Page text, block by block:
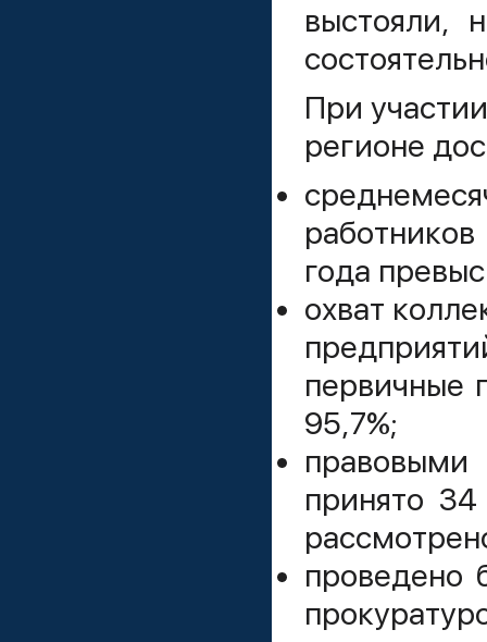
выстояли,
При
регионе
года
охват
первичные
95,7%;
принято
проведено